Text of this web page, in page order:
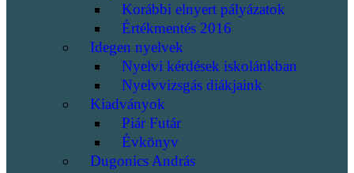
Korábbi elnyert pályázatok
Értékmentés 2016
Idegen nyelvek
Nyelvi kérdések iskolánkban
Nyelvvizsgás diákjaink
Kiadványok
Piár Futár
Évkönyv
Dugonics András